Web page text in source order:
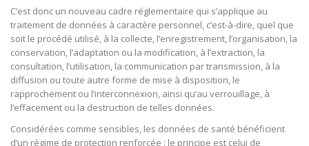
C’est donc un nouveau cadre réglementaire qui s’applique au
traitement de données à caractère personnel, c’est-à-dire, quel que
soit le procédé utilisé, à la collecte, l’enregistrement, l’organisation, la
conservation, l’adaptation ou la modification, à l’extraction, la
consultation, l’utilisation, la communication par transmission, à la
diffusion ou toute autre forme de mise à disposition, le
rapprochement ou l’interconnexion, ainsi qu’au verrouillage, à
l’effacement ou la destruction de telles données.
Considérées comme sensibles, les données de santé bénéficient
d’un régime de protection renforcée : le principe est celui de